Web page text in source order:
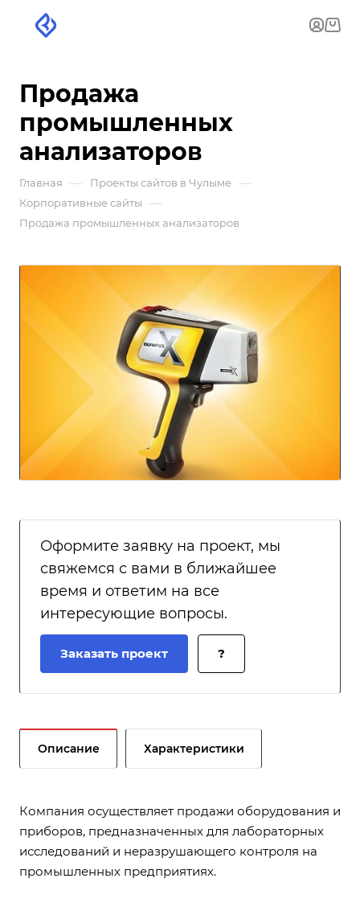
Продажа
промышленных
анализаторов
Главная — Проекты сайтов в Чулыме —
Корпоративные сайты —
Продажа промышленных анализаторов
Оформите заявку на проект, мы
свяжемся с вами в ближайшее
время и ответим на все
интересующие вопросы.
Заказать проект ?
Описание Характеристики
Компания осуществляет продажи оборудования и
приборов, предназначенных для лабораторных
исследований и неразрушающего контроля на
промышленных предприятиях.